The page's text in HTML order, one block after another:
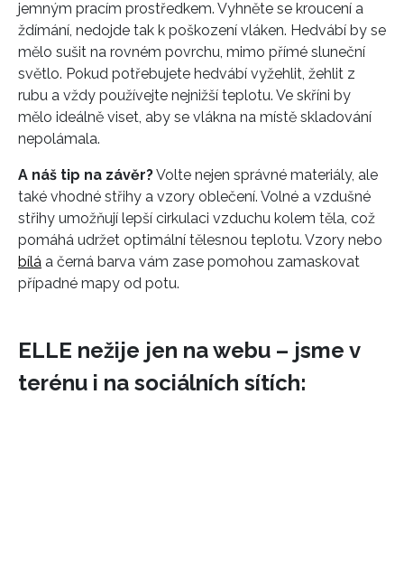
INFORMACE
REDAKCE
jemným pracím prostředkem. Vyhněte se kroucení a
ždímání, nedojde tak k poškození vláken. Hedvábí by se
mělo sušit na rovném povrchu, mimo přímé sluneční
světlo. Pokud potřebujete hedvábí vyžehlit, žehlit z
rubu a vždy používejte nejnižší teplotu. Ve skříni by
mělo ideálně viset, aby se vlákna na místě skladování
nepolámala.
A náš tip na závěr?Volte nejen správné materiály, ale
také vhodné střihy a vzory oblečení. Volné a vzdušné
střihy umožňují lepší cirkulaci vzduchu kolem těla, což
pomáhá udržet optimální tělesnou teplotu. Vzory nebo
bílá a černá barva vám zase pomohou zamaskovat
případné mapy od potu.
ELLE nežije jen na webu – jsme v
terénu i na sociálních sítích: